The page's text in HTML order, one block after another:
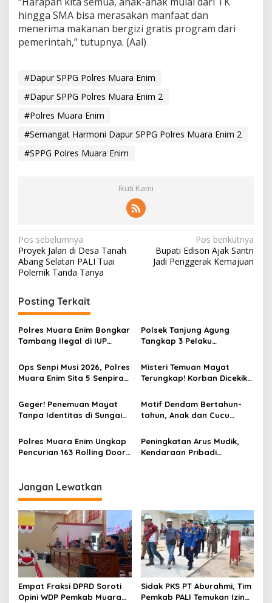
hingga SMA bisa merasakan manfaat dan
menerima makanan bergizi gratis program dari
pemerintah,” tutupnya. (Aal)
#Dapur SPPG Polres Muara Enim
#Dapur SPPG Polres Muara Enim 2
#Polres Muara Enim
#Semangat Harmoni Dapur SPPG Polres Muara Enim 2
#SPPG Polres Muara Enim
Ikuti Kami
N
a
v
i
g
a
s
i
p
s
Pos sebelumnya
Proyek Jalan di Desa Tanah
Abang Selatan PALI Tuai
Polemik Tanda Tanya
Pos berikutnya
Bupati Edison Ajak Santri
Jadi Penggerak Kemajuan
Posting Terkait
Polres Muara Enim Bongkar
Tambang Ilegal di IUP
Miliar
Polsek Tanjung Agung
Tangkap 3 Pelaku
Satu Masih DPO
Ops Senpi Musi 2026, Polres
Muara Enim Sita 5 Senpira
Tersangka
Misteri Temuan Mayat
Terungkap! Korban Dicekik
Tewas, Jasad Dibakar dan
Dibuang ke Sungai Enim
Geger! Penemuan Mayat
Tanpa Identitas di Sungai
Motif Dendam Bertahun-
tahun, Anak dan Cucu
Polres Muara Enim Ungkap
Pencurian 163 Rolling Door
Peningkatan Arus Mudik,
Kendaraan Pribadi
Jangan Lewatkan
Empat Fraksi DPRD Soroti
Opini WDP Pemkab Muara
Sidak PKS PT Aburahmi, Tim
Pemkab PALI Temukan Izin